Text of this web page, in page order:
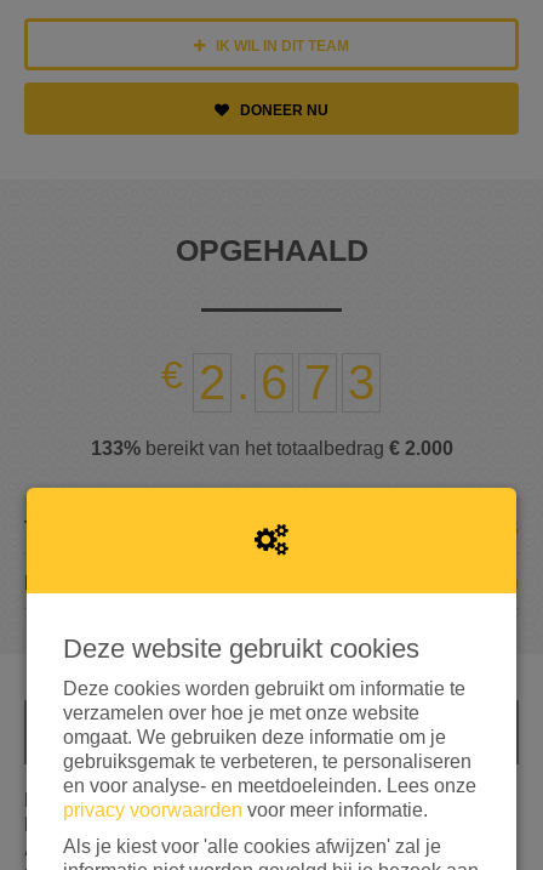
IK WIL IN DIT TEAM
DONEER NU
OPGEHAALD
2 . 6 7 3
133% bereikt van het totaalbedrag € 2.000
5
40
INFO
LOOP MEE OF SPONSOR ONZE BIJZONDERE
BEZINNINGSLOOP
Aandacht voor de vergeten oorlog, stilstaan bij- en
Deze website gebruikt cookies
Deze cookies worden gebruikt om informatie te
verzamelen over hoe je met onze website
omgaat. We gebruiken deze informatie om je
gebruiksgemak te verbeteren, te personaliseren
en voor analyse- en meetdoeleinden. Lees onze
privacy voorwaarden voor meer informatie.
Als je kiest voor 'alle cookies afwijzen' zal je